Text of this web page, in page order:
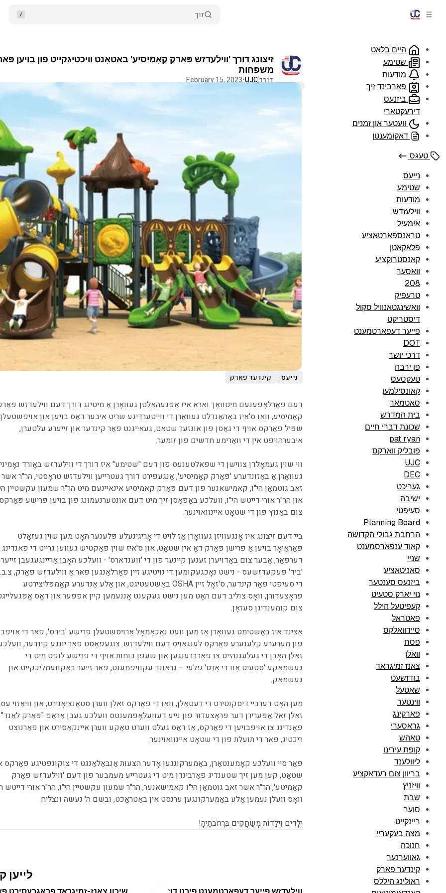
זוך
היים בלאט
שטימע
מודעות
פארבינד זיך
ביזנעס
דירעקטארי
וועטער און זמנים
דאקומענטן
טעגס
נייעס
שטימע
מודעות
ווילעזדש
אימעיל
טראנספארטאציע
פלאקאטן
קאנסטרוקציע
וואסער
208
טרעפיק
וואשינגטאנוויל סקול
דיסטריקט
פייער דעפארטמענט
DOT
דרכי יושר
פן ירבה
טעקסעס
קאונסילמען
סאטמאר
בית המדרש
שכונת דברי חיים
pat ryan
פובליק ווארקס
UJC
DEC
געריכט
ישיבה
סעיפטי
Planning Board
הרחבת גבולי הקדושה
קאוד ענפארסמענט
שניי
סאניטאציע
ביזנעס סענטער
נוי יארק סטעיט
קעפיטעל הילל
פאטראל
סיידוואלקס
פסח
וואלן
צאנז זמיגראד
בודזשעט
שאטעל
ווינטער
פארקינג
גראסערי
טאהש
קופת עירינו
ליוולענד
בריוון צום רעדאקציע
וויזניץ
שבת
סוער
ריינקייט
מצה בעקעריי
חנוכה
גאווערנער
קינדער פארק
ראולינג היללס
זיצונג דורך 'ווילעדזש פּאַרק קאָמיסיע' באַטאָנט וויכטיגקייט פון
משפּחות
דורךUJC
•
February 15, 2023
נייעס קינדער פארק
דעם פאַרלאָפענעם מיטוואָך וארא איז אָפּגעהאַלטן געוואָרן אַ מיטינג דורך דעם ווילעדזש
קאָמיסיע, וואו ס'איז באַהאַנדלט געוואָרן די ווייטערדיגע שריט איבער דאָס בויען און אויפשטעלן
שפּיל פּאַרקס אויף די גאַסן פון אונזער שטאט, געאייגנט פאַר קינדער און זייערע עלטערן,
איבערהויפּט אין די וואַרימע חדשים פון זומער.
ווי שוין געמאָלדן צווישן די שפאלטענעס פון דעם "שטימע" איז דורך די ווילעדזש באָורד
געוואָרן אַ באַזונדערע 'פּאַרק קאָמיסיע', אָנגעפירט דורך געטרייען ווילעדזש טראָסטי, הר"ר אשר
זאב גוטמאַן הי"ו, קאמישאנער פון דעם פּאַרק קאמיסיע אינאיינעם מיט הר"ר שמעון עקשטיין
און הר"ר אורי דייטש הי"ו, וועלכע באַפאַסן זיך מיט דעם אונטערנעמונג פון בויען פרישע
צום באַנוץ פון די שטאָט איינוואוינער.
ביי דעם זיצונג איז אָנגעוויזן געוואָרן אַז לויט די אָריגינעלע פּלענער האָט מען שוין געזאָלט
פאַראַיאָר בויען אַ פרישן פּאַרק דאָ אין שטאָט, און ס'איז שוין פאַקטיש געווען גרייט די פאנדינג
דערפאַר, אָבער צום באַדויערן זענען קיינער פון די 'ווענדארס' - וועלכע האָבן אַריינגעגעבן
'ביד' פּעקעדזשעס - נישט נאָכגעקומען די נויטיגע זיין פאַרלאַנגען פאר אַ ווילעדזש פּאַרק,
די סעיפטי פאַר קינדער, ס'זאָל זיין OSHA באַשטעטיגט, און אַלע אַנדערע קאָמפּליצירטע
פּראָצעדורן, וואָס צוליב דעם האָט מען נישט געקענט אָננעמען קיין אפפער און דאָס
צום קומענדיגן סעזאָן.
אַצינד איז באַשטימט געוואָרן אַז מען וועט נאָכאַמאָל אַרויסשטעלן פרישע 'בידס', פאר די
פון מערערע קלענערע פּאַרקס לענגאויס דעם ווילעדזש. צוגעפּאַסט פאַר יונגע קינדער,
זאלן האָבן די געלעגנהייט צו פאַרברענגען און שעפּן כוחות אויף די פרישע לופט מיט די
געשמאַקע 'סטעיט אָוו די אָרט' פּלעי – גראַונד עקוויפּמענט, פאר זייער באַקוועמליכקייט און
געשמאַק.
מען האָט דערביי דיסקוטירט די דעטאַלן, וואו די פּאַרקס זאלן ווערן סטאַנציאָנירט, און וויאַזוי עס
זאלן זאל אָפּערירן דער פּראָצעדור פון נייע דעוועלאָפּמענטס וועלכע געבן אַראָפּ "פּאַרק לאַנד"
פאָנדינג צו אויפבויען די פּאַרקס, אַז דאָס געלט ווערט טאַקע ווערן איינקאַסירט און פאַרנוצט
ריכטיג, פאר די תועלת פון די שטאָט איינוואוינער.
פאַר סיי וועלכע קאָמענטאַרן, באַמערקונגען אָדער הצעות אַנבאַלאַנגט די צוקונפטיגע פּאַרקס
שטאָט, קען מען זיך שטענדיג פאַרבינדן מיט די געטרייע מעמבער פון דעם 'ווילעדזש פּאַרק
קאָמיטע', הר"ר אשר זאב גוטמאַן הי"ו קאמישאנער, הר"ר שמעון עקשטיין הי"ו, הר"ר אורי דייטש
וואָס וועלן נעמען אַלע באַמערקונגען ערנסט אין באַטראַכט, ובשם ה' נעשה ונצליח.
יְלָדִים וִילָדוֹת מְשַׂחֲקִים בִּרְחֹבֹתֶיהָ!
לייען
ווילעדזש פייער דעפארטמענט פירט דורך שיכון צאנז-זמיגראד פראגרעסירט